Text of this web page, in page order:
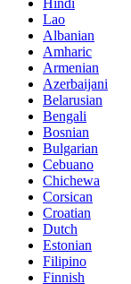
Lao
Albanian
Amharic
Armenian
Azerbaijani
Belarusian
Bengali
Bosnian
Bulgarian
Cebuano
Chichewa
Corsican
Croatian
Dutch
Estonian
Filipino
Finnish